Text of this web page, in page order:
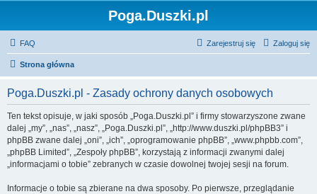
Poga.Duszki.pl
FAQ Zaloguj się
Zarejestruj się
Strona główna
Poga.Duszki.pl - Zasady ochrony danych osobowych
Ten tekst opisuje, w jaki sposób „Poga.Duszki.pl” i firmy stowarzyszone zwane
dalej „my”, „nas”, „nasz”, „Poga.Duszki.pl”, „http://www.duszki.pl/phpBB3” i
phpBB zwane dalej „oni”, „ich”, „oprogramowanie phpBB”, „www.phpbb.com”,
„phpBB Limited”, „Zespoły phpBB”, korzystają z informacji zwanymi dalej
„informacjami o tobie” zebranych w czasie dowolnej twojej sesji na forum.
Informacje o tobie są zbierane na dwa sposoby. Po pierwsze, przeglądanie